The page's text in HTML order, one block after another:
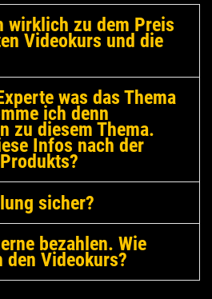
wirklich zu dem Preis
Videokurs und die
nicht nur den vollständigen
alle Bonusinhalte zum
glauben an faire und
damit jeder die
umfangreichen Angebot zu
was das Thema
ich denn
zu diesem Thema.
Infos nach der
geht es genau um das Thema,
Intelligenz und mit
Geld verdienen kann" Die
sicher?
deutschen
aus Hildesheim
bezahlen. Wie
den Videokurs?